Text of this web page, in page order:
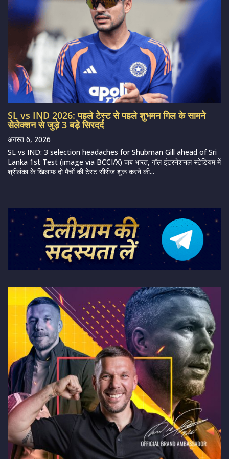
SL vs IND 2026: पहले टेस्ट से पहले शुभमन गिल के सामने
सेलेक्शन से जुड़े 3 बड़े सिरदर्द
अगस्त 6, 2026
SL vs IND: 3 selection headaches for Shubman Gill ahead of Sri
Lanka 1st Test (image via BCCI/X) जब भारत, गॉल इंटरनेशनल स्टेडियम में
श्रीलंका के खिलाफ दो मैचों की टेस्ट सीरीज शुरू करने की...